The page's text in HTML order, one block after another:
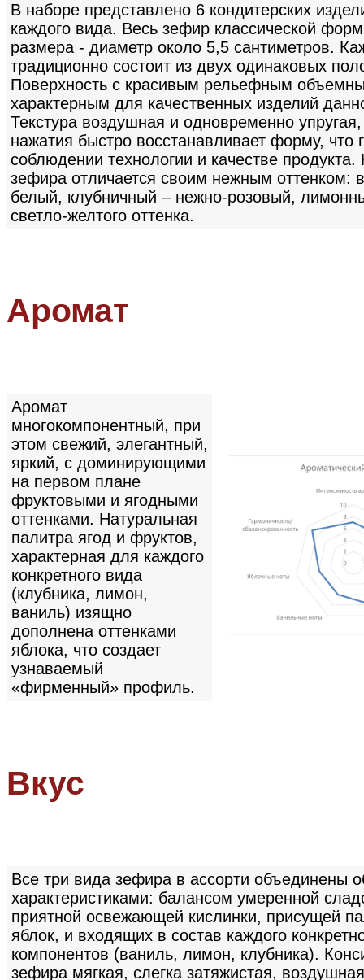
В наборе представлено 6 кондитерских
каждого вида. Весь зефир классической
размера - диаметр около 5,5 сантиметров.
традиционно состоит из двух одинаковых
Поверхность с красивым рельефным
характерным для качественных изделий
Текстура воздушная и одновременно
нажатия быстро восстанавливает форму, что
соблюдении технологии и качестве
зефира отличается своим нежным оттенком:
белый, клубничный – нежно-розовый,
светло-желтого оттенка.
Аромат
Аромат
многокомпонентный, при
этом свежий, элегантный,
яркий, с доминирующими
на первом плане
фруктовыми и ягодными
оттенками. Натуральная
палитра ягод и фруктов,
характерная для каждого
конкретного вида
(клубника, лимон,
ваниль) изящно
дополнена оттенками
яблока, что создает
узнаваемый
«фирменный» профиль.
Вкус
Все три вида зефира в ассорти объединены
характеристиками: балансом умеренной
приятной освежающей кислинки, присущей
яблок, и входящих в состав каждого
компонентов (ваниль, лимон, клубника).
зефира мягкая, слегка затяжистая,